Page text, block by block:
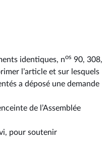
identiques, nos 90, 308,
l’article et sur lesquels
a déposé une demande
de l’Assemblée
pour soutenir